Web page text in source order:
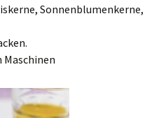
Sonnenblumenkerne,